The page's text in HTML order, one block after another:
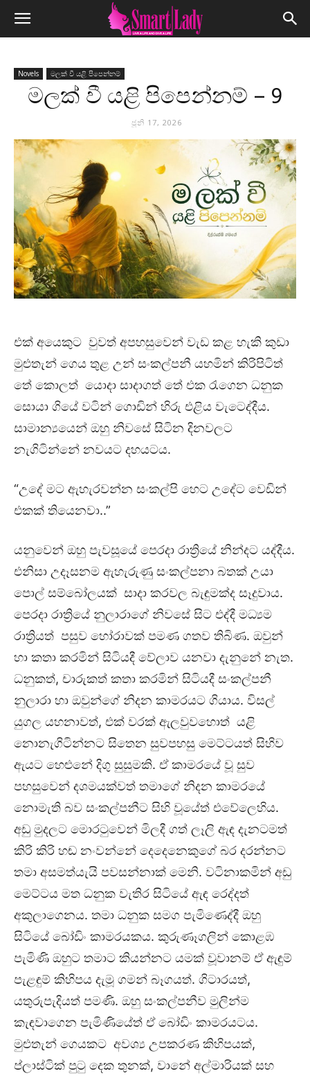
Novels මලක් වී යළි පිපෙන්නම්
මලක් වී යළි පිපෙන්නම් – 9
ජූනි 17, 2026
එක් අයෙකුට වුවත් අපහසුවෙන් වැඩ කළ හැකි කුඩා
මුළුතැන් ගෙය තුළ උන් සංකල්පනී යහමින් කිරිපිටිත්
තේ කොලත් යොදා සාදාගත් තේ එක රැගෙන ධනුක
සොයා ගියේ වටින් ගොඩින් හිරු එළිය වැටෙද්දීය.
සාමාන්‍යයෙන් ඔහු නිවසේ සිටින දිනවලට
නැගිටින්නේ නවයට දහයටය.
“උදේ මට ඇහැරවන්න සංකල්පි හෙට උදේට වෙඩින්
එකක් තියෙනවා..”
යනුවෙන් ඔහු පැවසූයේ පෙරදා රාත්‍රියේ නින්දට යද්දීය.
එනිසා උදෑසනම ඇහැරුණු සංකල්පනා බතක් උයා
පොල් සම්බෝලයක් සාදා කරවල බැඳුමක්ද සෑදුවාය.
පෙරදා රාත්‍රියේ නුලාරාගේ නිවසේ සිට එද්දී මධ්‍යම
රාත්‍රියත් පසුව හෝරාවක් පමණ ගතව තිබිණ. ඔවුන්
හා කතා කරමින් සිටියදී වේලාව යනවා දැනුනේ නැත.
ධනුකත්, චාරුකත් කතා කරමින් සිටියදී සංකල්පනී
නුලාරා හා ඔවුන්ගේ නිදන කාමරයට ගියාය. විසල්
යුගල යහනාවත්, එක් වරක් ඇලවුවහොත් යළි
නොනැගිටින්නට සිතෙන සුවපහසු මෙට්ටයත් සිහිව
ඇයට හෙළුනේ දිගු සුසුමකි. ඒ කාමරයේ වූ සුව
පහසුවෙන් දශමයක්වත් තමාගේ නිදන කාමරයේ
නොමැති බව සංකල්පනීට සිහි වූයේත් එවේලෙහිය.
අඩු මුදලට මොරටුවෙන් මිලදී ගත් ලෑලි ඇඳ දැනටමත්
කිරි කිරි හඬ නංවන්නේ දෙදෙනෙකුගේ බර දරන්නට
තමා අසමත්යැයි පවසන්නාක් මෙනි. වටිනාකමින් අඩු
මෙට්ටය මත ධනුක වැතිර සිටියේ ඇඳ රෙද්දත්
අකුලාගෙනය. තමා ධනුක සමග පැමිණෙද්දී ඔහු
සිටියේ බෝඩිං කාමරයකය. කුරුණෑගලින් කොළඹ
පැමිණි ඔහුට තමාට කියන්නට යමක් වූවානම් ඒ ඇඳුම්
පැළඳුම් කිහිපය දැමූ ගමන් බෑගයත්. ගිටාරයත්,
යතුරුපැදියත් පමණි. ඔහු සංකල්පනීව මුලින්ම
කැඳවාගෙන පැමිණියේත් ඒ බෝඩිං කාමරයටය.
මුළුතැන් ගෙයකට අවශ්‍ය උපකරණ කිහිපයක්,
ප්ලාස්ටික් පුටු දෙක තුනක්, වානේ අල්මාරියක් සහ